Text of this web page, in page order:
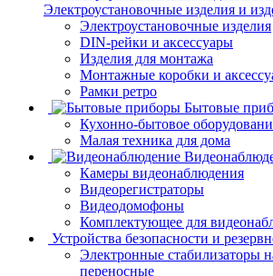
Электроустановочные изделия и
Электроустановочные изделия
DIN-рейки и аксессуары
Изделия для монтажа
Монтажные коробки и
Рамки ретро
Бытовые
Кухонно-бытовое
Малая техника для дома
Камеры видеонаблюдения
Видеорегистраторы
Видеодомофоны
Комплектующее для
Устройства безопасности и
Электронные стабилизаторы
переносные